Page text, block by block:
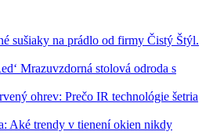
sušiaky na prádlo od firmy Čistý Štýl.
Mrazuvzdorná stolová odroda s
ohrev: Prečo IR technológie šetria
Aké trendy v tienení okien nikdy